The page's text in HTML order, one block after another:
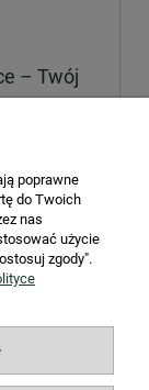
– Twój
poprawne
do Twoich
nas
użycie
zgody".